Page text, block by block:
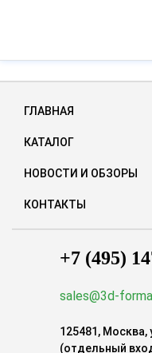
ГЛАВНАЯ
КАТАЛОГ
НОВОСТИ И ОБЗОРЫ
КОНТАКТЫ
+7 (495)
sales@3d-
125481, Москва,
(отдельный